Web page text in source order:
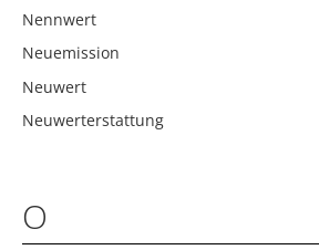
Nennwert
Neuemission
Neuwert
Neuwerterstattung
O